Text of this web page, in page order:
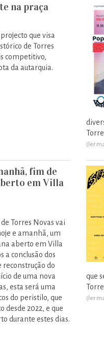
na praça
que visa
de Torres
competitivo,
da autarquia.
(ler
fim de
em Villa
Torres Novas vai
e amanhã, um
aberto em Villa
a conclusão dos
do
de uma nova
esta será uma
do peristilo, que
desde 2022, e que
durante estes dias.
que
(ler